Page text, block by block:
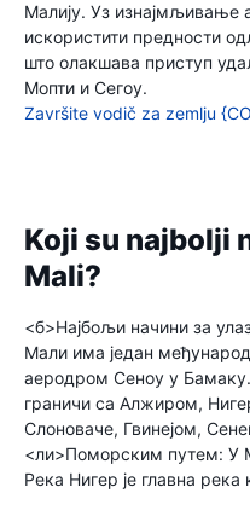
Малију. Уз изнајмљивање
искористити предности
што олакшава приступ
Мопти и Сегоу.
Završite vodič za zemlju
Koji su najbolji
Mali?
<б>Најбољи начини за
Мали има један
аеродром Сеноу у Бамаку.
граничи са Алжиром,
Слоноваче, Гвинејом,
<ли>Поморским путем: У
Река Нигер је главна река